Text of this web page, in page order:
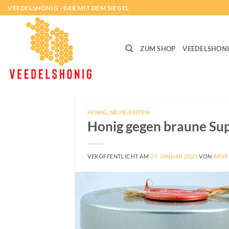
Zum
Inhalt
VEEDELSHONIG - DER MIT DEM SIEGEL
ZUM SHOP
HONIG NEUIGKEITEN
Honig gegen braune
VERÖFFENTLICHT AM 27. JANUAR 2025 VON